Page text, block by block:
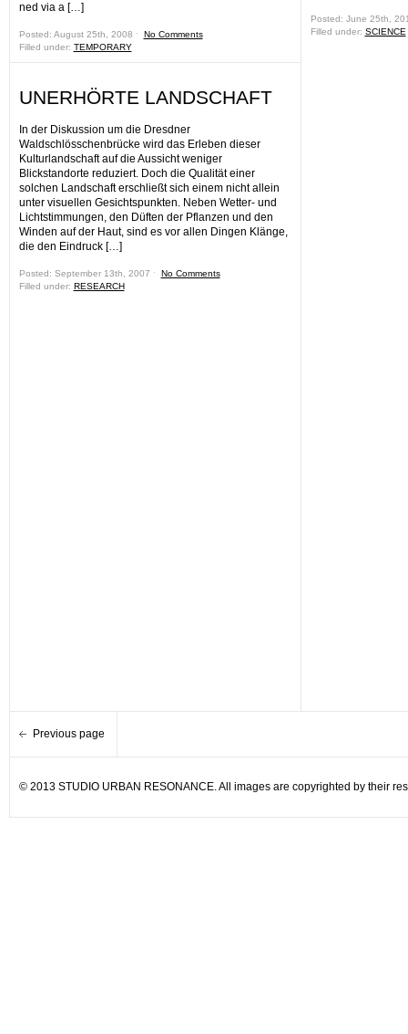
ned via a […]
Posted: August 25th, 2008 ˑ No Comments
Filled under: TEMPORARY
UNERHÖRTE LANDSCHAFT
In der Diskussion um die Dresdner
Waldschlösschenbrücke wird das Erleben dieser
Kulturlandschaft auf die Aussicht weniger
Blickstandorte reduziert. Doch die Qualität einer
solchen Landschaft erschließt sich einem nicht allein
unter visuellen Gesichtspunkten. Neben Wetter- und
Lichtstimmungen, den Düften der Pflanzen und den
Winden auf der Haut, sind es vor allen Dingen Klänge,
die den Eindruck […]
Posted: September 13th, 2007 ˑ No Comments
Filled under: RESEARCH
Posted: June 25th,
Filled under: SCIENCE
Previous page
© 2013 STUDIO URBAN RESONANCE. All images are copyrighted by their